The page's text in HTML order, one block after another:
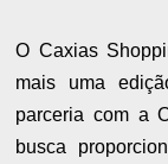
O Caxias
mais uma
parceria com a
busca